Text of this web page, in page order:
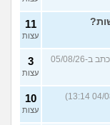
17
עצות
11
עצות
(אנונימי, בן 25, כתב ב-05/08/26
3
עצות
10
עצות